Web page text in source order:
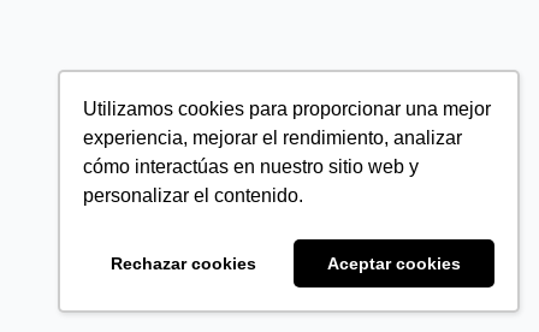
Utilizamos cookies para proporcionar una mejor
experiencia, mejorar el rendimiento, analizar
cómo interactúas en nuestro sitio web y
personalizar el contenido.
Rechazar cookies Aceptar cookies